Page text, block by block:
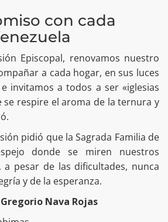
con cada
Episcopal, renovamos nuestro
a cada hogar, en sus luces
invitamos a todos a ser «iglesias
se respire el aroma de la ternura y
pidió que la Sagrada Familia de
donde se miren nuestros
a pesar de las dificultades, nunca
y de la esperanza.
Nava Rojas